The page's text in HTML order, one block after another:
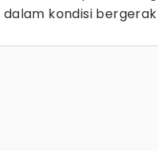
kondisi bergerak